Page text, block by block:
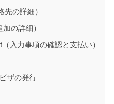
の詳細）
の詳細）
入力事項の確認と支払い）
ザの発行